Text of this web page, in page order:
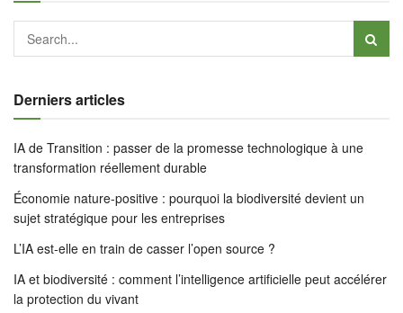
Derniers articles
IA de Transition : passer de la promesse technologique à une
transformation réellement durable
Économie nature-positive : pourquoi la biodiversité devient un
sujet stratégique pour les entreprises
L’IA est-elle en train de casser l’open source ?
IA et biodiversité : comment l’intelligence artificielle peut accélérer
la protection du vivant